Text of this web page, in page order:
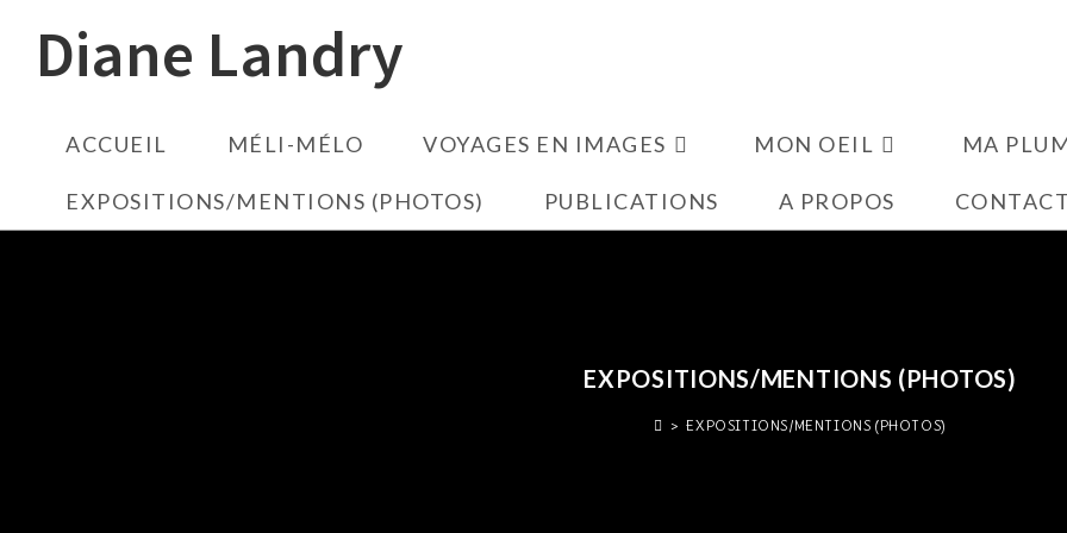
Diane Landry
ACCUEIL MÉLI-MÉLO VOYAGES EN IMAGES MON OEIL MA
EXPOSITIONS/MENTIONS (PHOTOS) PUBLICATIONS A PROPOS
EXPOSITIONS/MENTIONS (PHOTOS)
> EXPOSITIONS/MENTIONS (PHOTOS)